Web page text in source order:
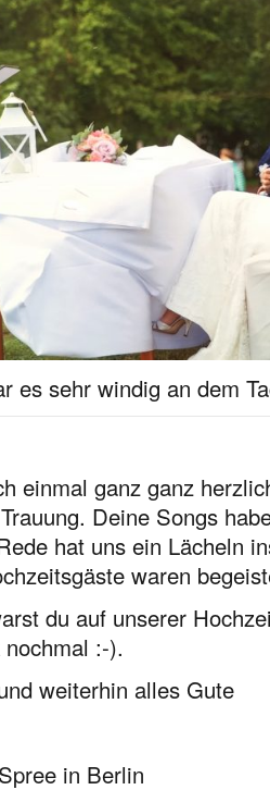
es sehr windig an dem
einmal ganz ganz
Deine Songs
hat uns ein Lächeln
waren
du auf unserer
:-).
weiterhin alles Gute
in Berlin